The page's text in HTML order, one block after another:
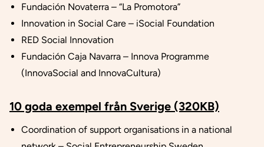
Fundación Novaterra – “La Promotora”
Innovation in Social Care – iSocial Foundation
RED Social Innovation
Fundación Caja Navarra – Innova Programme
(InnovaSocial and InnovaCultura)
10 goda exempel från Sverige (320KB)
Coordination of support organisations in a national